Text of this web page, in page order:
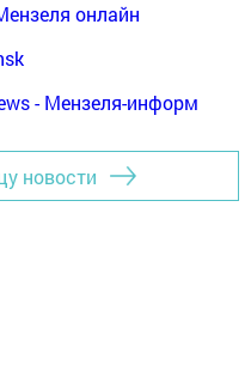
онлайн
- Мензеля-информ
новости